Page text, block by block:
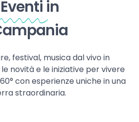
Eventi in
festival, musica dal vivo in
novità e le iniziative per vivere
con esperienze uniche in una
straordinaria.